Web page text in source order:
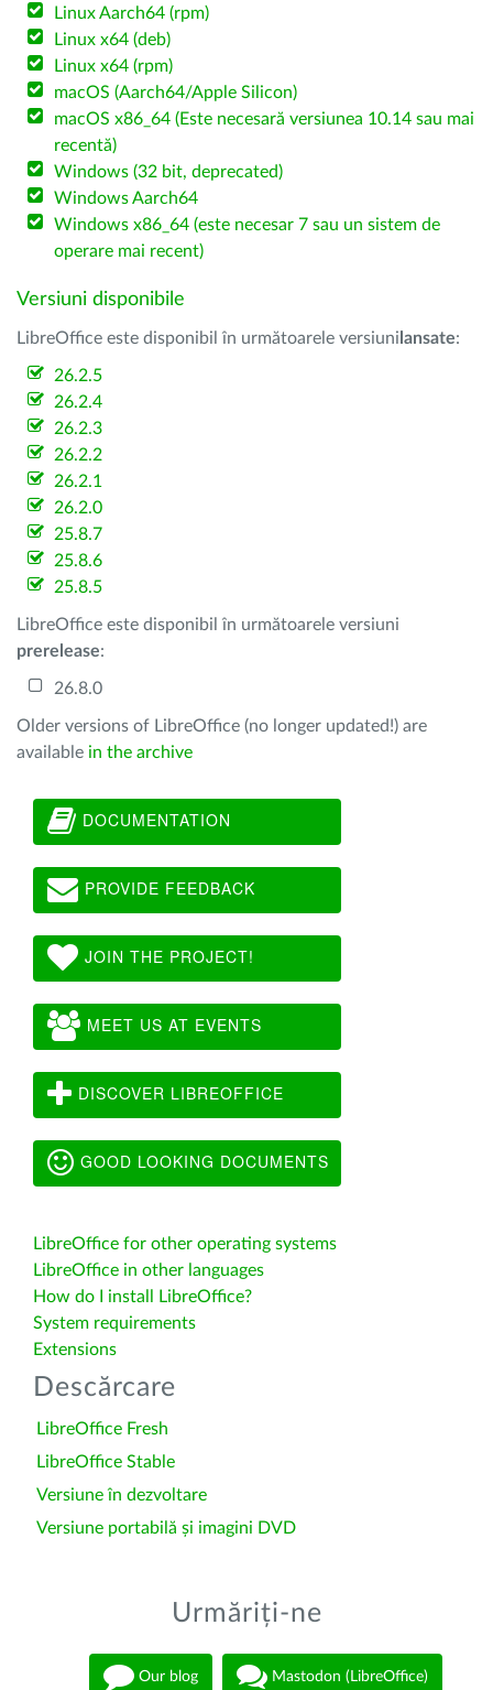
Linux Aarch64 (rpm)
Linux x64 (deb)
Linux x64 (rpm)
macOS (Aarch64/Apple Silicon)
macOS x86_64 (Este necesară versiunea 10.14 sau mai
recentă)
Windows (32 bit, deprecated)
Windows Aarch64
Windows x86_64 (este necesar 7 sau un sistem de
operare mai recent)
Versiuni disponibile
LibreOffice este disponibil în următoarele versiuni lansate:
26.2.5
26.2.4
26.2.3
26.2.2
26.2.1
26.2.0
25.8.7
25.8.6
25.8.5
LibreOffice este disponibil în următoarele versiuni
prerelease:
26.8.0
Older versions of LibreOffice (no longer updated!) are
available in the archive
DOCUMENTATION
PROVIDE FEEDBACK
JOIN THE PROJECT!
MEET US AT EVENTS
DISCOVER LIBREOFFICE
GOOD LOOKING DOCUMENTS
LibreOffice for other operating systems
LibreOffice in other languages
How do I install LibreOffice?
System requirements
Extensions
Descărcare
LibreOffice Fresh
LibreOffice Stable
Versiune în dezvoltare
Versiune portabilă și imagini DVD
Urmăriți-ne
Our blog Mastodon (LibreOffice)